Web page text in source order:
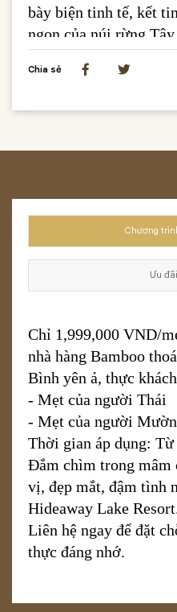
bày biện tinh tế, kết
ngon của núi rừng Tây
Chia sẻ
Chương
Ưu
Chỉ 1,999,000 VND/
nhà hàng Bamboo
Bình yên ả, thực
- Mẹt của người Thái
- Mẹt của người
Thời gian áp dụng:
Đắm chìm trong mâm
vị, đẹp mắt, đậm tình
Hideaway Lake
Liên hệ ngay để đặt
thực đáng nhớ.